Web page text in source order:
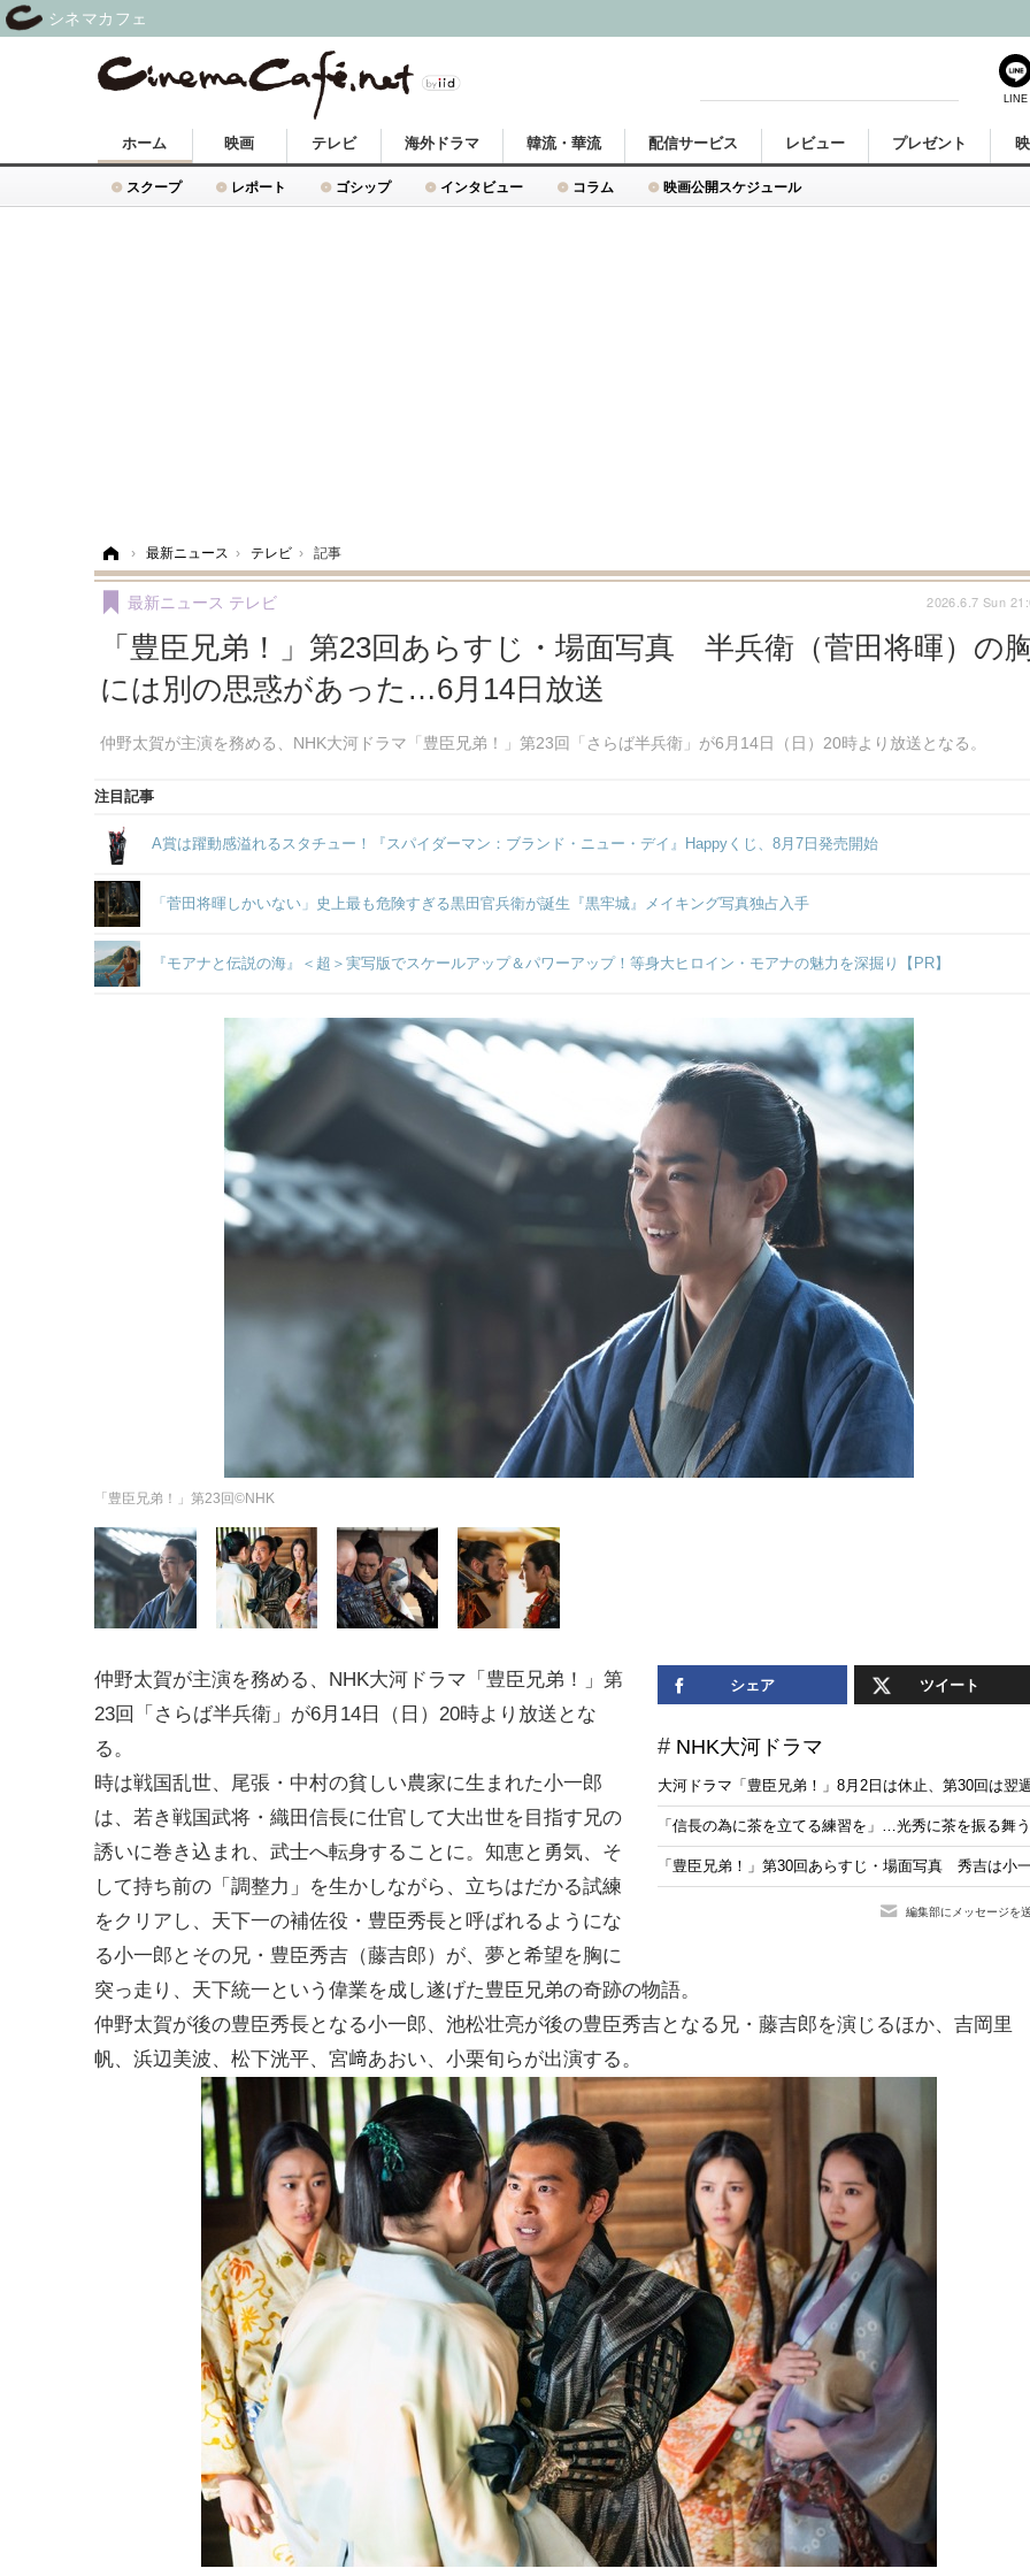
ホーム
スクープ レポート ゴシップ インタビュー コラム 映画公開スケジュール
映画 テレビ 海外ドラマ 韓流・華流 配信サービス レビュー プレゼント
› 最新ニュース › テレビ › 記事
「豊臣兄弟！」第23回あらすじ・場面写真 半兵衛（菅田将暉）の
には別の思惑があった…6月14日放送
仲野太賀が主演を務める、NHK大河ドラマ「豊臣兄弟！」第23回「さらば半兵衛」が6月14日（日）20時より放送となる。
最新ニュース テレビ 2026.6.7 Sun
注目記事
A賞は躍動感溢れるスタチュー！『スパイダーマン：ブランド・ニュー・デイ』Happyくじ、8月7日発売開始
「菅田将暉しかいない」史上最も危険すぎる黒田官兵衛が誕生『黒牢城』メイキング写真独占入手
『モアナと伝説の海』＜超＞実写版でスケールアップ＆パワーアップ！等身大ヒロイン・モアナの魅力を深掘り【PR】
「豊臣兄弟！」第23回©NHK
シェア ツイート
NHK大河ドラマ
大河ドラマ「豊臣兄弟！」8月2日は休止、第30回は翌
「信長の為に茶を立てる練習を」…光秀に茶を振る舞
「豊臣兄弟！」第30回あらすじ・場面写真 秀吉は小
編集部にメッセージを
仲野太賀が主演を務める、NHK大河ドラマ「豊臣兄弟！」第
23回「さらば半兵衛」が6月14日（日）20時より放送とな
る。
時は戦国乱世、尾張・中村の貧しい農家に生まれた小一郎
は、若き戦国武将・織田信長に仕官して大出世を目指す兄の
誘いに巻き込まれ、武士へ転身することに。知恵と勇気、そ
して持ち前の「調整力」を生かしながら、立ちはだかる試練
をクリアし、天下一の補佐役・豊臣秀長と呼ばれるようにな
る小一郎とその兄・豊臣秀吉（藤吉郎）が、夢と希望を胸に
突っ走り、天下統一という偉業を成し遂げた豊臣兄弟の奇跡の物語。
仲野太賀が後の豊臣秀長となる小一郎、池松壮亮が後の豊臣秀吉となる兄・藤吉郎を演じるほか、吉岡里
帆、浜辺美波、松下洸平、宮﨑あおい、小栗旬らが出演する。
LINE
シネマカフェ